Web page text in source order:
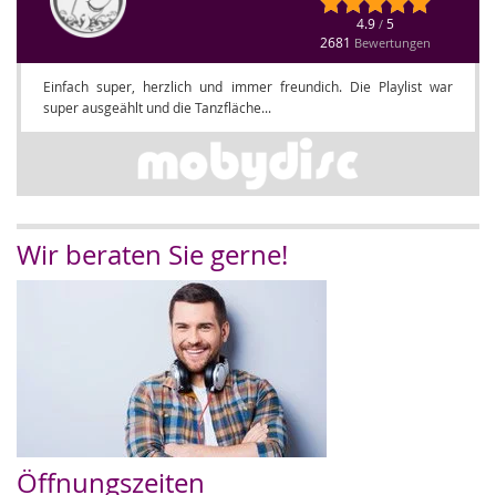
4.9 / 5
2681 Bewertungen
Einfach super, herzlich und immer freundich. Die Playlist war
super ausgeählt und die Tanzfläche...
Wir beraten Sie gerne!
Öffnungszeiten